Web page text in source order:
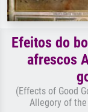
Efeitos do
afrescos
(Effects of Good
Allegory of the